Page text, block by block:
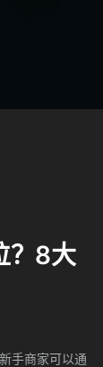
？8大
手商家可以通